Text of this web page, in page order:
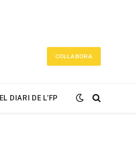
COL·LABORA
EL DIARI DE L’FP